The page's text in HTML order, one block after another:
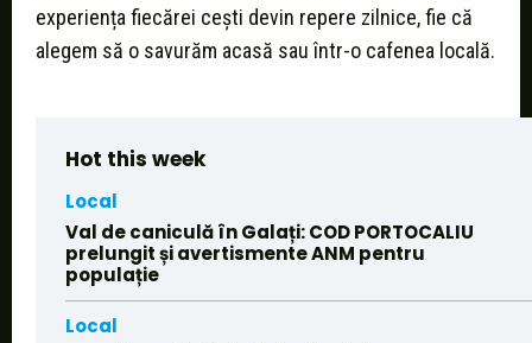
experiența fiecărei cești devin repere zilnice, fie că
alegem să o savurăm acasă sau într-o cafenea locală.
Hot this week
Local
Val de caniculă în Galați: COD PORTOCALIU
prelungit și avertismente ANM pentru
populație
Local